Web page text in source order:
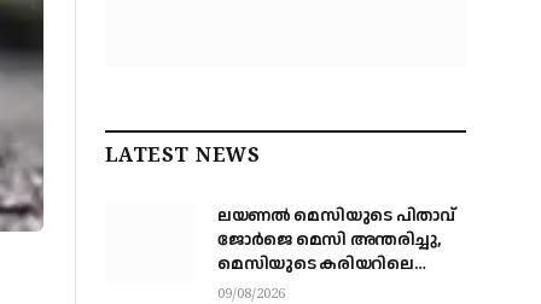
LATEST NEWS
ലയണൽ മെസിയുടെ പിതാവ്
ജോർജെ മെസി അന്തരിച്ചു, ​
മെസിയുടെ കരിയറിലെ
നിർണായക ശക്തി
09/08/2026